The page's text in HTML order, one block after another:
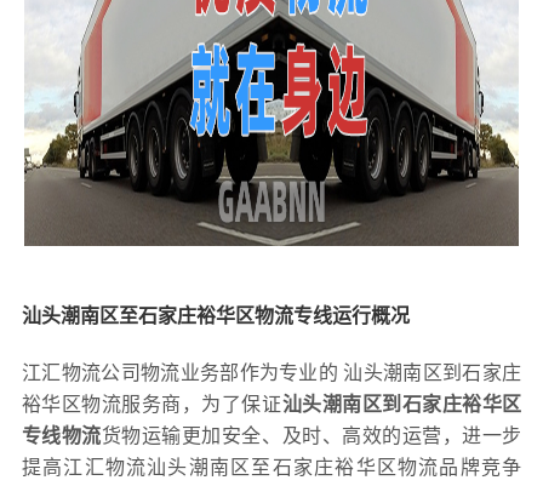
汕头潮南区至石家庄裕华区物流专线运行概况
江汇物流公司物流业务部作为专业的 汕头潮南区到石家庄
裕华区物流服务商，为了保证汕头潮南区到石家庄裕华区
专线物流货物运输更加安全、及时、高效的运营，进一步
提高江汇物流汕头潮南区至石家庄裕华区物流品牌竞争